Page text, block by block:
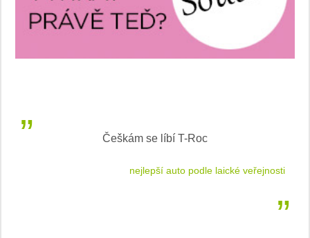
Češkám se líbí T-Roc
nejlepší auto podle laické veřejnosti